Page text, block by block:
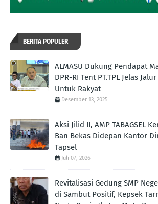
BERITA POPULER
ALMASU Dukung Pendapat
DPR-RI Tent PT.TPL Jelas
Untuk Rakyat
Desember 13, 2025
Aksi Jilid II, AMP TABAGSEL
Ban Bekas Didepan Kantor
Tapsel
Juli 07, 2026
Revitalisasi Gedung SMP
di Sambut Positif, Kepsek